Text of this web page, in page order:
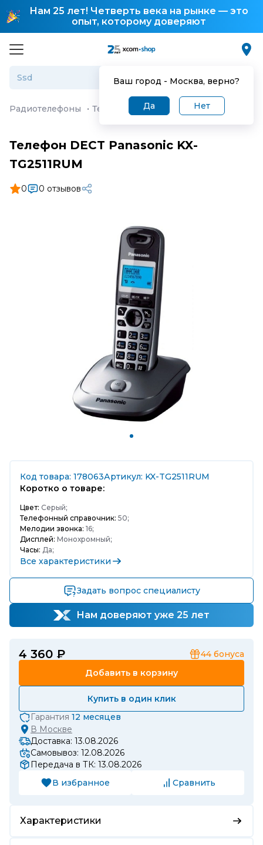
Нам 25 лет! Четверть века на рынке — это
опыт, которому доверяют
Ваш город - Москва, верно?
Да Нет
Радиотелефоны · Телефон DECT Panasonic KX-
Телефон DECT Panasonic KX-
TG2511RUM
0 0 отзывов
Код товара: 178063Артикул: KX-TG2511RUM
Коротко о товаре:
Цвет: Серый;
Телефонный справочник: 50;
Мелодии звонка: 16;
Дисплей: Монохромный;
Часы: Да;
Все характеристики
Задать вопрос специалисту
Нам доверяют уже 25 лет
4 360 ₽ 44 бонуса
Добавить в корзину
Купить в один клик
Гарантия 12 месяцев
В Москве
Доставка: 13.08.2026
Самовывоз: 12.08.2026
Передача в ТК: 13.08.2026
В избранное
Сравнить
Характеристики